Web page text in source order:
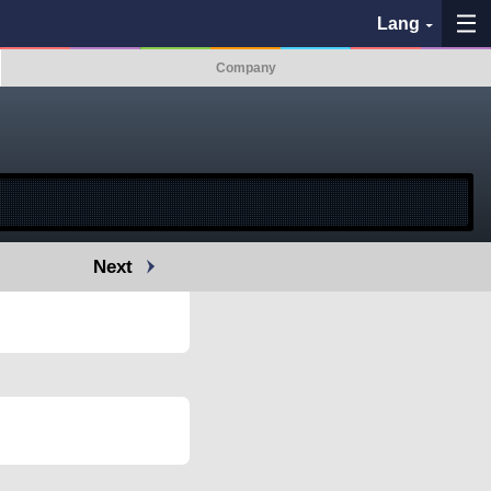
Lang
History
Company
Next